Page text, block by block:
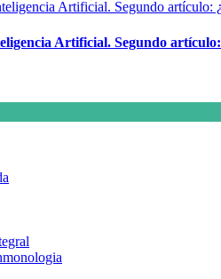
Artificial. Segundo